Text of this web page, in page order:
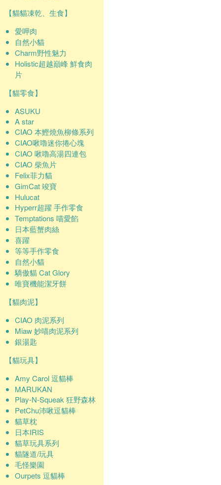
【貓貓凍乾、生食】
愛呷肉
自然小貓
Charm野性魅力
Holistic超越巔峰 鮮食肉
片
【貓零食】
ASUKU
A star
CIAO 本鰹燒魚柳條系列
CIAO啾嚕迷你捲心塊
CIAO 啾嚕高湯四連包
CIAO 柴魚片
Felix菲力貓
GimCat 竣寶
Hulucat
Hyperr超躍 手作零食
Temptations 喵愛餡
日本藍蟹肉絲
喜躍
等等手作零食
自然小貓
驕傲貓 Cat Glory
唯寶機能潔牙餅
【貓肉泥】
CIAO 肉泥系列
Miaw 妙喵肉泥系列
銀湯匙
【貓玩具】
Amy Carol 逗貓棒
MARUKAN
Play-N-Squeak 狂野森林
PetChu沛啾逗貓棒
貓草枕
日本IRIS
貓草玩具系列
貓隧道/玩具
毛怪樂園
Ourpets 逗貓棒